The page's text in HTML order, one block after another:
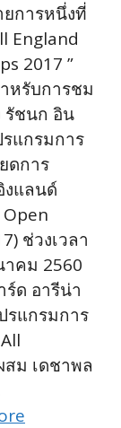
การหนึ่งที่
England
2017 ”
หรับการชม
รัชนก อิน
แกรมการ
ดการ
งแลนด์
Open
ช่วงเวลา
คม 2560
ด อารีน่า
รแกรมการ
ม เดชาพล